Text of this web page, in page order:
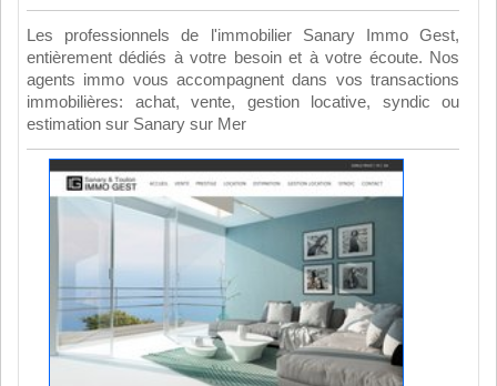
Les professionnels de l'immobilier Sanary Immo Gest,
entièrement dédiés à votre besoin et à votre écoute. Nos
agents immo vous accompagnent dans vos transactions
immobilières: achat, vente, gestion locative, syndic ou
estimation sur Sanary sur Mer